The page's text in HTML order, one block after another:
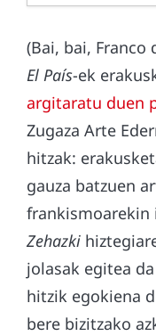
(Bai, bai, Franco
El País-ek
argitaratu duen
Zugaza Arte
hitzak:
gauza batzuen
frankismoarekin
Zehazki
jolasak egitea
hitzik egokiena
bere bizitzako